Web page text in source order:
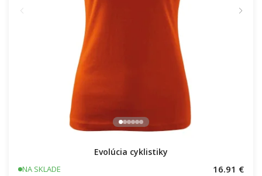
Evolúcia cyklistiky
NA SKLADE 16.91 €